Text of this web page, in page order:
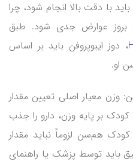
با دقت بالا انجام شود، چرا
بروز عوارض جدی شود. طبق
، دوز ایبوپروفن باید بر اساس
او.
وزن معیار اصلی تعیین مقدار
بر پایه وزن، دارو را جذب
هم‌سن لزوماً نباید مقدار
باید توسط پزشک یا راهنمای